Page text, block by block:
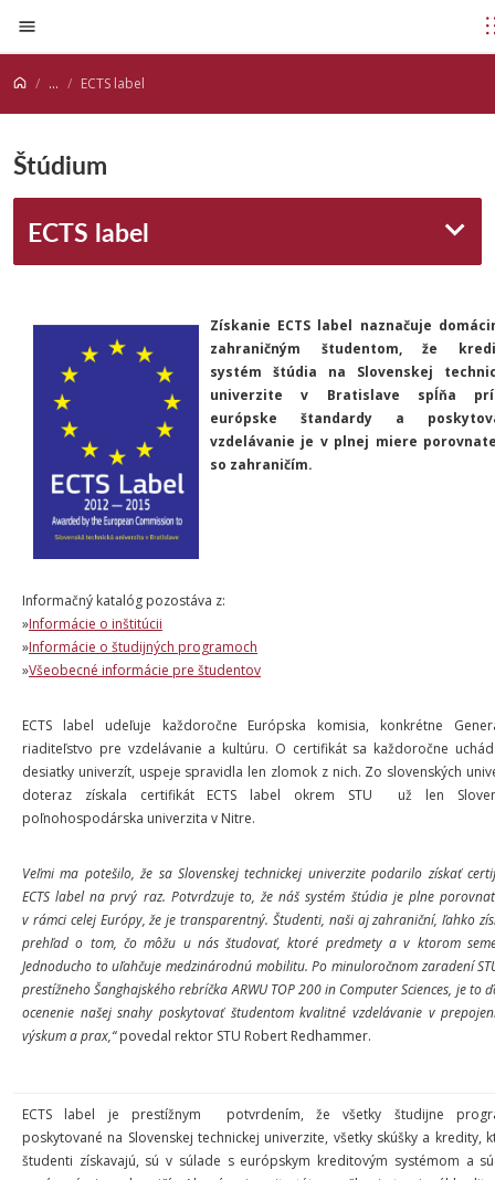
Prejsť na obsah
... ECTS label
Štúdium
ECTS label
Získanie ECTS label naznačuje
zahraničným študentom, že
systém štúdia na Slovenskej
univerzite v Bratislave spĺňa
európske štandardy a
vzdelávanie je v plnej miere
so zahraničím.
Informačný katalóg pozostáva z:
»Informácie o inštitúcii
»Informácie o študijných programoch
»Všeobecné informácie pre študentov
ECTS label udeľuje každoročne Európska komisia, konkrétne
riaditeľstvo pre vzdelávanie a kultúru. O certifikát sa každoročne
desiatky univerzít, uspeje spravidla len zlomok z nich. Zo slovenských
doteraz získala certifikát ECTS label okrem STU už len
poľnohospodárska univerzita v Nitre.
Veľmi ma potešilo, že sa Slovenskej technickej univerzite podarilo získať
ECTS label na prvý raz. Potvrdzuje to, že náš systém štúdia je plne
v rámci celej Európy, že je transparentný. Študenti, naši aj zahraniční, ľahko
prehľad o tom, čo môžu u nás študovať, ktoré predmety a v ktorom
Jednoducho to uľahčuje medzinárodnú mobilitu. Po minuloročnom zaradení
prestížneho Šanghajského rebríčka ARWU TOP 200 in Computer Sciences, je to
ocenenie našej snahy poskytovať študentom kvalitné vzdelávanie v
výskum a prax,“povedal rektor STU Robert Redhammer.
ECTS label je prestížnym potvrdením, že všetky študijne
poskytované na Slovenskej technickej univerzite, všetky skúšky a kredity,
študenti získavajú, sú v súlade s európskym kreditovým systémom a